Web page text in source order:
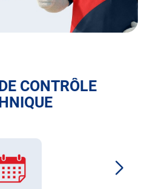
CONTRÔLE